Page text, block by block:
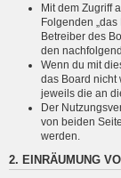
Mit dem Zugriff
Folgenden
Betreiber des
den
Wenn du mit
das Board nicht
jeweils die an
Der
von beiden
werden.
2. EINRÄUMUNG